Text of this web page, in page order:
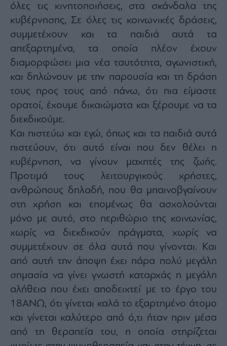
όλες τις κινητοποιήσεις, στα σκάνδαλα της
κυβέρνησης, Σε όλες τις κοινωνικές δράσεις,
συμμετέχουν και τα παιδιά αυτά τα
απεξαρτημένα, τα οποία πλέον έχουν
διαμορφώσει μια νέα ταυτότητα, αγωνιστική,
και δηλώνουν με την παρουσία και τη δράση
τους προς τους από πάνω, ότι πια είμαστε
ορατοί, έχουμε δικαιώματα και ξέρουμε να τα
διεκδικούμε.
Και πιστεύω και εγώ, όπως και τα παιδιά αυτά
πιστεύουν, ότι αυτό είναι που δεν θέλει η
κυβέρνηση, να γίνουν μαχητές της ζωής.
Προτιμά τους λειτουργικούς χρήστες,
ανθρώπους δηλαδή, που θα μπαινοβγαίνουν
στη χρήση και επομένως θα ασχολούνται
μόνο με αυτό, στο περιθώριο της κοινωνίας,
χωρίς να διεκδικούν πράγματα, χωρίς να
συμμετέχουν σε όλα αυτά που γίνονται. Και
από αυτή την άποψη έχει πάρα πολύ μεγάλη
σημασία να γίνει γνωστή καταρχάς η μεγάλη
αλήθεια που έχει αποδειχτεί με το έργο του
18ΑΝΩ, ότι γίνεται καλά το εξαρτημένο άτομο
και γίνεται καλύτερο από ό,τι ήταν πριν μέσα
από τη θεραπεία του, η οποία στηρίζεται